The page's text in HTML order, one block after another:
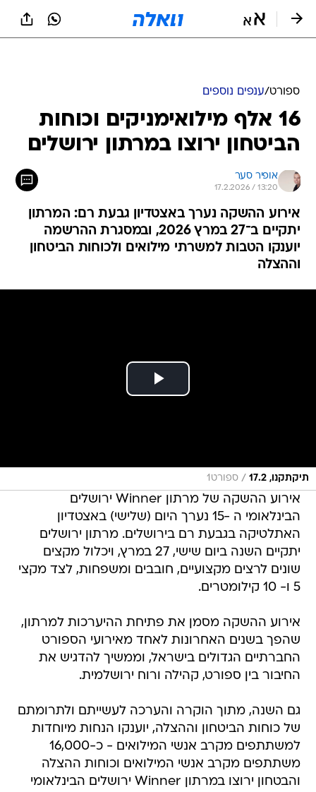
ספורט/ענפים נוספים
16 אלף מילואימניקים וכוחות
הביטחון ירוצו במרתון ירושלים
אופיר סער
17.2.2026 / 13:20
אירוע ההשקה נערך באצטדיון גבעת רם: המרתון
יתקיים ב־27 במרץ 2026, ובמסגרת ההרשמה
יוענקו הטבות למשרתי מילואים ולכוחות הביטחון
וההצלה
תיקתקנו, 17.2 / ספורט1
אירוע ההשקה של מרתון Winner ירושלים
הבינלאומי ה -15 נערך היום (שלישי) באצטדיון
האתלטיקה בגבעת רם בירושלים. מרתון ירושלים
יתקיים השנה ביום שישי, 27 במרץ, ויכלול מקצים
שונים לרצים מקצועיים, חובבים ומשפחות, לצד מקצי
5 ו- 10 קילומטרים.
אירוע ההשקה מסמן את פתיחת ההיערכות למרתון,
שהפך בשנים האחרונות לאחד מאירועי הספורט
החברתיים הגדולים בישראל, וממשיך להדגיש את
החיבור בין ספורט, קהילה ורוח ירושלמית.
גם השנה, מתוך הוקרה והערכה לעשייתם ולתרומתם
של כוחות הביטחון וההצלה, יוענקו הנחות מיוחדות
למשתתפים מקרב אנשי המילואים - כ-16,000
משתתפים מקרב אנשי המילואים וכוחות ההצלה
והבטחון ירוצו במרתון Winner ירושלים הבינלאומי